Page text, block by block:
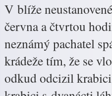
V blíže
června a čtvrtou
neznámý pachatel
krádeže tím, že se
odkud odcizil